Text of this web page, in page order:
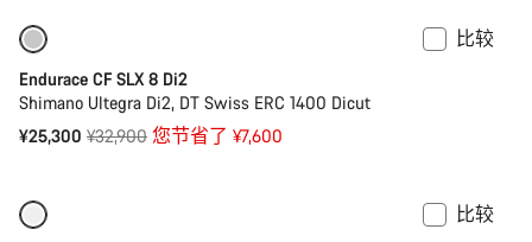
比较
Endurace CF SLX 8 Di2
Shimano Ultegra Di2, DT Swiss ERC 1400 Dicut
¥25,300 原
¥32,900 您节省了 ¥7,600
比较